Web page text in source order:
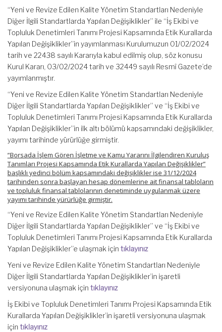
“Yeni ve Revize Edilen Kalite Yönetim Standartları Nedeniyle
Diğer İlgili Standartlarda Yapılan Değişiklikler” ile “İş Ekibi ve
Topluluk Denetimleri Tanımı Projesi Kapsamında Etik Kurallarda
Yapılan Değişiklikler”in yayımlanması Kurulumuzun 01/02/2024
tarih ve 22438 sayılı Kararıyla kabul edilmiş olup, söz konusu
Kurul Kararı, 03/02/2024 tarih ve 32449 sayılı Resmî Gazete’de
yayımlanmıştır.
“Yeni ve Revize Edilen Kalite Yönetim Standartları Nedeniyle
Diğer İlgili Standartlarda Yapılan Değişiklikler” ve “İş Ekibi ve
Topluluk Denetimleri Tanımı Projesi Kapsamında Etik Kurallarda
Yapılan Değişiklikler”in ilk altı bölümü kapsamındaki değişiklikler,
yayımı tarihinde yürürlüğe girmiştir.
“Borsada İşlem Gören İşletme ve Kamu Yararını İlgilendiren Kuruluş
Tanımları Projesi Kapsamında Etik Kurallarda Yapılan Değişiklikler”
başlıklı yedinci bölüm kapsamındaki değişiklikler ise 31/12/2024
tarihinden sonra başlayan hesap dönemlerine ait finansal tabloların
ve topluluk finansal tablolarının denetiminde uygulanmak üzere
yayımı tarihinde yürürlüğe girmiştir.
“Yeni ve Revize Edilen Kalite Yönetim Standartları Nedeniyle
Diğer İlgili Standartlarda Yapılan Değişiklikler” ve “İş Ekibi ve
Topluluk Denetimleri Tanımı Projesi Kapsamında Etik Kurallarda
Yapılan Değişiklikler”e ulaşmak için tıklayınız
Yeni ve Revize Edilen Kalite Yönetim Standartları Nedeniyle
Diğer İlgili Standartlarda Yapılan Değişiklikler’in işaretli
versiyonuna ulaşmak için tıklayınız
İş Ekibi ve Topluluk Denetimleri Tanımı Projesi Kapsamında Etik
Kurallarda Yapılan Değişiklikler’in işaretli versiyonuna ulaşmak
için tıklayınız